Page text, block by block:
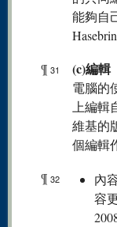
能夠自
¶ 31 (c)編輯
電腦的
上編
維基的
個編輯
¶ 32
內
容